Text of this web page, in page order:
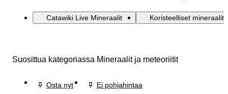
Catawiki Live Mineraalit Koristeelliset mineraalit
Suosittua kategoriassa Mineraalit ja meteoriitit
Osta nyt
Ei pohjahintaa